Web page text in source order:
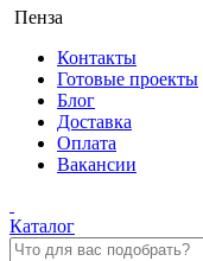
Пенза
Контакты
Готовые проекты
Блог
Доставка
Оплата
Вакансии
Каталог